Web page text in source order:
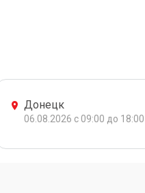
Донецк
06.08.2026 с 09:00 до 18:00